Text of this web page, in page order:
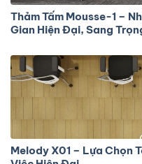
Thảm Tấm Mousse-1 –
Gian Hiện Đại, Sang
Melody X01 – Lựa Chọn